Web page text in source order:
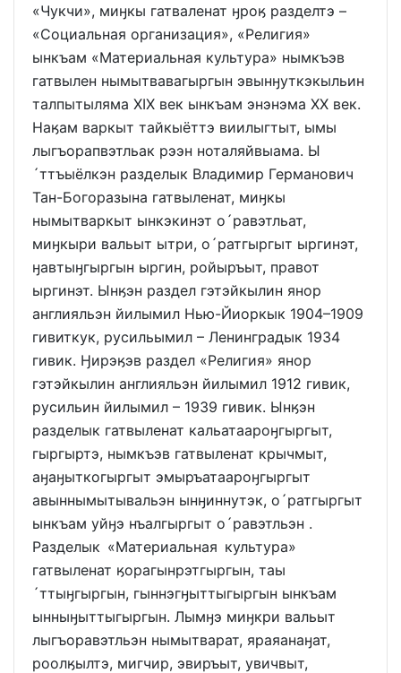
«Чукчи», миӈкы гатваленат ӈроӄ разделтэ –
«Социальная организация», «Религия»
ынкъам «Материальная культура» нымкъэв
гатвылен нымытвавагыргын эвынӈуткэкыльин
талпытыляма XIX век ынкъам энэнэма XX век.
Наӄам варкыт тайкыёттэ виилыгтыт, ымы
лыгъорапвэтльак рээн ноталяйвыама. Ы
´ттъыёлкэн разделык Владимир Германович
Тан-Богоразына гатвыленат, миӈкы
нымытваркыт ынкэкинэт о´равэтльат,
миӈкыри вальыт ытри, о´ратгыргыт ыргинэт,
ӈавтыӈгыргын ыргин, ройыръыт, правот
ыргинэт. Ынӄэн раздел гэтэйкылин янор
англияльэн йилымил Нью-Йиоркык 1904–1909
гивиткук, русильымил – Ленинградык 1934
гивик. Ӈирэӄэв раздел «Религия» янор
гэтэйкылин англияльэн йилымил 1912 гивик,
русильин йилымил – 1939 гивик. Ынӄэн
разделык гатвыленат кальатаароӈгыргыт,
гыргыртэ, нымкъэв гатвыленат крычмыт,
аӈаӈыткогыргыт эмыръатаароӈгыргыт
авыннымытывальэн ынӈиннутэк, о´ратгыргыт
ынкъам уйӈэ нъалгыргыт о´равэтльэн .
Разделык «Материальная культура»
гатвыленат ӄорагынрэтгыргын, таы
´ттыӈгыргын, гыннэгӈыттыгыргын ынкъам
ынныӈыттыгыргын. Лымӈэ миӈкри вальыт
лыгъоравэтльэн нымытварат, яраяанаӈат,
роолӄылтэ, мигчир, эвиръыт, увичвыт,